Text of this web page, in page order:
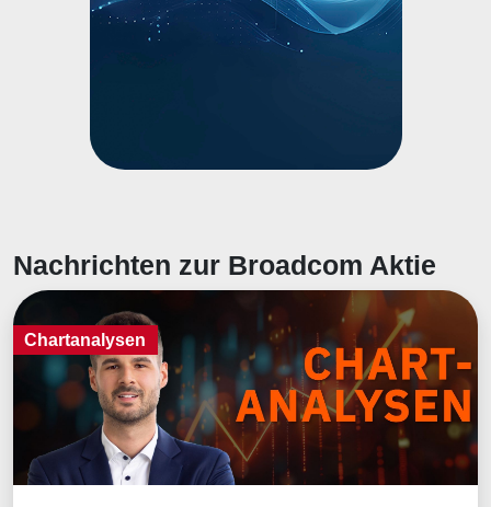
Nachrichten zur Broadcom Aktie
Chartanalysen